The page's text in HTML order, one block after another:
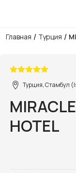
Главная / Турция /
Турция, Стамбул
HOTEL